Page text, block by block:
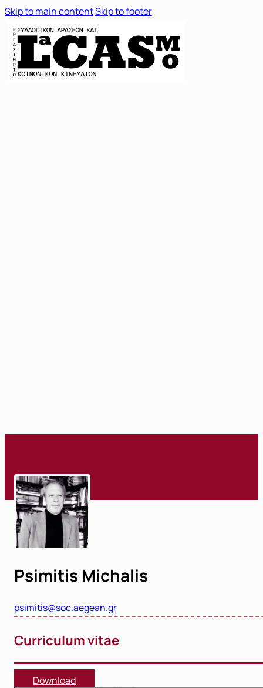
Skip to main contentSkip to footer
Psimitis Michalis
psimitis@soc.aegean.gr
Curriculum vitae
Download